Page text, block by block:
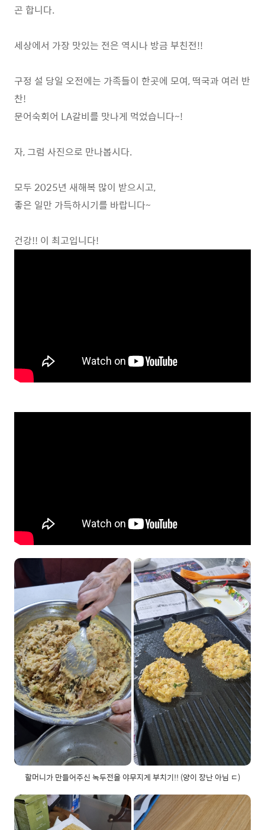
곤 합니다.
세상에서 가장 맛있는 전은 역시나 방금 부친전!!
구정 설 당일 오전에는 가족들이 한곳에 모여, 떡국과 여러 반
찬!
문어숙회어 LA갈비를 맛나게 먹었습니다~!
자, 그럼 사진으로 만나봅시다.
모두 2025년 새해복 많이 받으시고,
좋은 일만 가득하시기를 바랍니다~
건강!! 이 최고입니다!
할머니가 만들어주신 녹두전을 야무지게 부치기!! (양이 장난 아님 ㄷ)